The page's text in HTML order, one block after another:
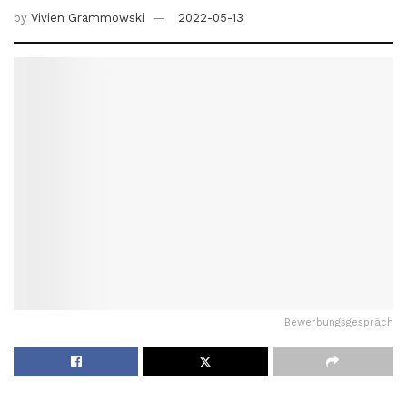
by Vivien Grammowski 2022-05-13
Bewerbungsgespräch